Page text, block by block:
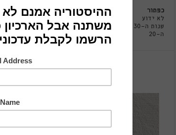
כפתור
לא ידוע
שנות ה-30 של המאה
ה-20
כפתור
1940